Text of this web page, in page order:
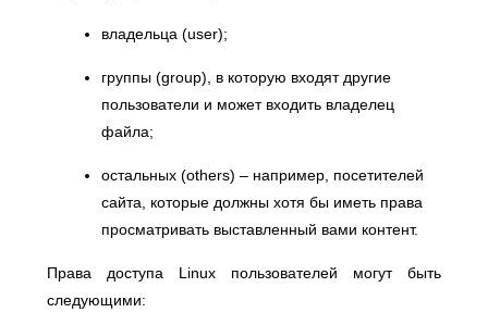
владельца (user);
группы (group), в которую входят другие
пользователи и может входить владелец
файла;
остальных (others) – например, посетителей
сайта, которые должны хотя бы иметь права
просматривать выставленный вами контент.
Права доступа Linux пользователей могут быть
следующими: